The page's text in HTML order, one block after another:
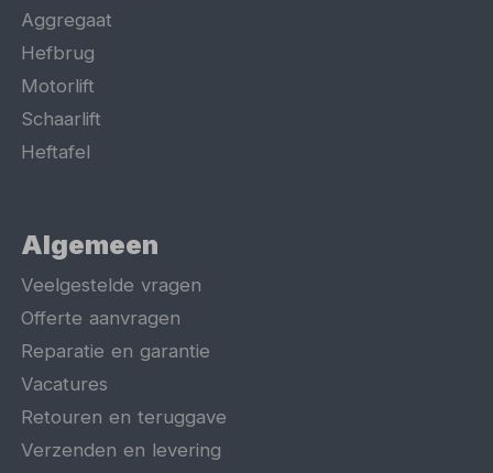
Aggregaat
Hefbrug
Motorlift
Schaarlift
Heftafel
Algemeen
Veelgestelde vragen
Offerte aanvragen
Reparatie en garantie
Vacatures
Retouren en teruggave
Verzenden en levering